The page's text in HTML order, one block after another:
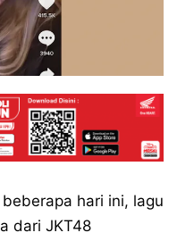
hari ini, lagu
dari JKT48